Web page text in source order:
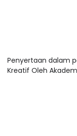
Penyertaan dalam
Kreatif Oleh